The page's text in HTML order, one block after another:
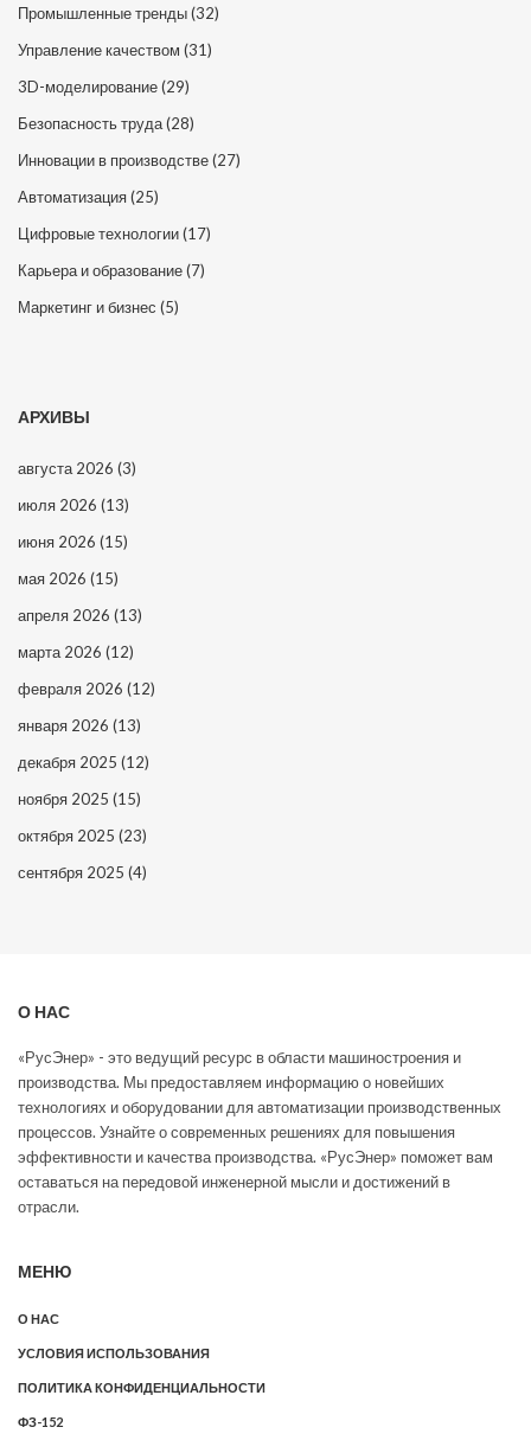
Промышленные тренды(32)
Управление качеством (31)
3D-моделирование(29)
Безопасность труда(28)
Инновации в производстве(27)
Автоматизация(25)
Цифровые технологии(17)
Карьера и образование(7)
Маркетинг и бизнес (5)
АРХИВЫ
августа 2026 (3)
июля 2026 (13)
июня 2026 (15)
мая 2026 (15)
апреля 2026 (13)
марта 2026 (12)
февраля 2026 (12)
января 2026 (13)
декабря 2025 (12)
ноября 2025 (15)
октября 2025 (23)
сентября 2025 (4)
О НАС
«РусЭнер» - это ведущий ресурс в области машиностроения и
производства. Мы предоставляем информацию о новейших
технологиях и оборудовании для автоматизации производственных
процессов. Узнайте о современных решениях для повышения
эффективности и качества производства. «РусЭнер» поможет вам
оставаться на передовой инженерной мысли и достижений в
отрасли.
МЕНЮ
О НАС
УСЛОВИЯ ИСПОЛЬЗОВАНИЯ
ПОЛИТИКА КОНФИДЕНЦИАЛЬНОСТИ
ФЗ-152